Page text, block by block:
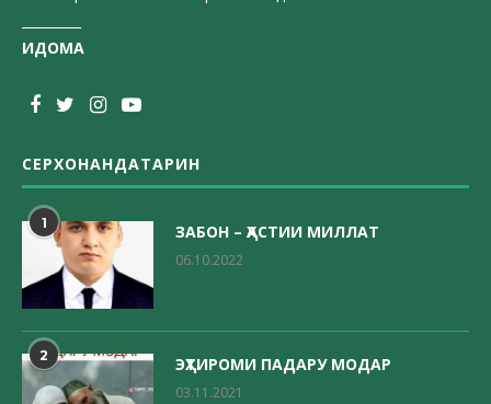
ИДОМА
СЕРХОНАНДАТАРИН
1 ЗАБОН – ҲАСТИИ МИЛЛАТ
06.10.2022
2 ЭҲТИРОМИ ПАДАРУ МОДАР
03.11.2021